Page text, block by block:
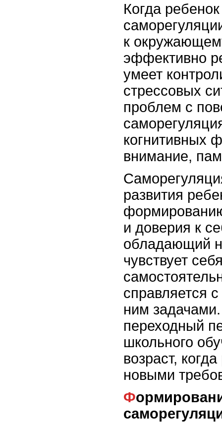
Когда
к
эффективно
умеет
стрессовых
проблем с
когнитивных
внимание,
развития
и доверия к
обладающий
чувствует
справляется
ним
переходный
школьного
возраст,
новыми
Формирование навыков